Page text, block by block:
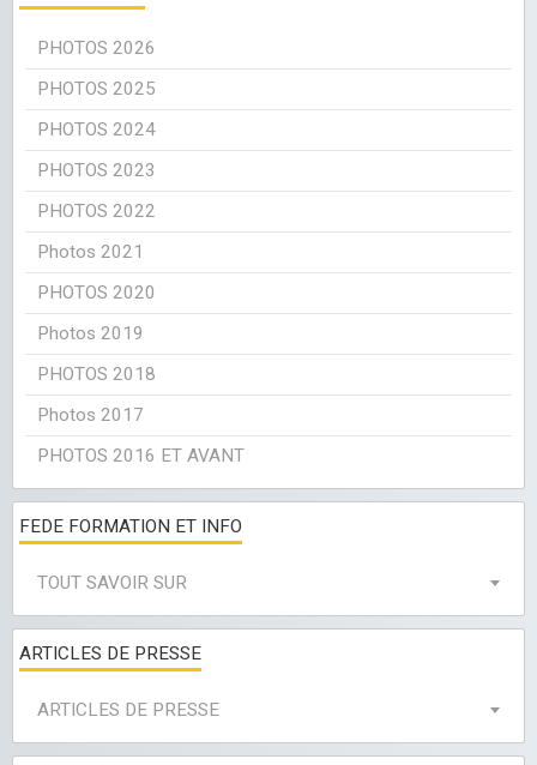
PHOTOS 2026
PHOTOS 2025
PHOTOS 2024
PHOTOS 2023
PHOTOS 2022
Photos 2021
PHOTOS 2020
Photos 2019
PHOTOS 2018
Photos 2017
PHOTOS 2016 ET AVANT
FEDE FORMATION ET INFO
TOUT SAVOIR SUR
ARTICLES DE PRESSE
ARTICLES DE PRESSE